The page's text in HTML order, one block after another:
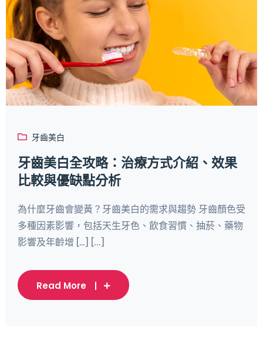
牙齒美白
牙齒美白全攻略：治療方式介紹、效果
比較與優缺點分析
為什麼牙齒會變黃？牙齒美白的需求與趨勢 牙齒顏色受
多種因素影響，包括天生牙色、飲食習慣、抽菸、藥物
影響及年齡增 […] [...]
Read More